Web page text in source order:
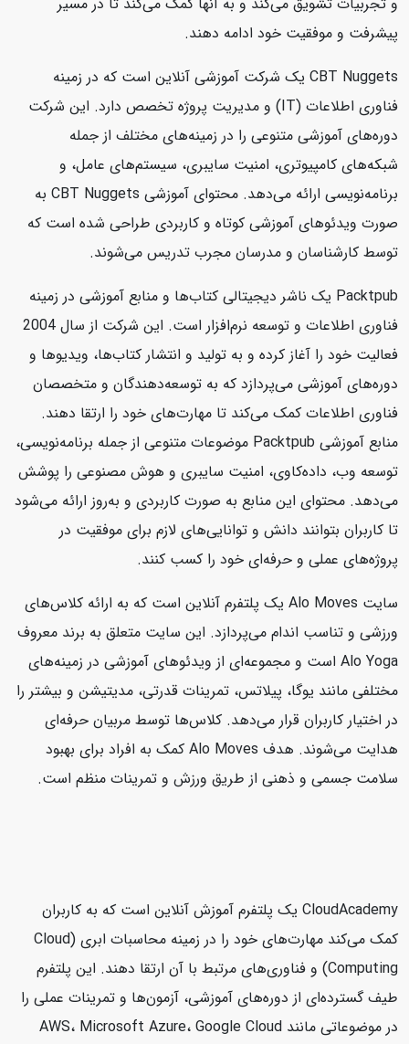
پیشرفت و موفقیت خود ادامه دهند.
CBT Nuggets یک شرکت آموزشی آنلاین است که در زمینه
فناوری اطلاعات (IT) و مدیریت پروژه تخصص دارد. این شرکت
دوره‌های آموزشی متنوعی را در زمینه‌های مختلف از جمله
شبکه‌های کامپیوتری، امنیت سایبری، سیستم‌های عامل، و
برنامه‌نویسی ارائه می‌دهد. محتوای آموزشی CBT Nuggets به
صورت ویدئوهای آموزشی کوتاه و کاربردی طراحی شده است که
توسط کارشناسان و مدرسان مجرب تدریس می‌شوند.
Packtpub یک ناشر دیجیتالی کتاب‌ها و منابع آموزشی در زمینه
فناوری اطلاعات و توسعه نرم‌افزار است. این شرکت از سال 2004
فعالیت خود را آغاز کرده و به تولید و انتشار کتاب‌ها، ویدیوها و
دوره‌های آموزشی می‌پردازد که به توسعه‌دهندگان و متخصصان
فناوری اطلاعات کمک می‌کند تا مهارت‌های خود را ارتقا دهند.
منابع آموزشی Packtpub موضوعات متنوعی از جمله برنامه‌نویسی،
توسعه وب، داده‌کاوی، امنیت سایبری و هوش مصنوعی را پوشش
می‌دهد. محتوای این منابع به صورت کاربردی و به‌روز ارائه می‌شود
تا کاربران بتوانند دانش و توانایی‌های لازم برای موفقیت در
پروژه‌های عملی و حرفه‌ای خود را کسب کنند.
سایت Alo Moves یک پلتفرم آنلاین است که به ارائه کلاس‌های
ورزشی و تناسب اندام می‌پردازد. این سایت متعلق به برند معروف
Alo Yoga است و مجموعه‌ای از ویدئوهای آموزشی در زمینه‌های
مختلفی مانند یوگا، پیلاتس، تمرینات قدرتی، مدیتیشن و بیشتر را
در اختیار کاربران قرار می‌دهد. کلاس‌ها توسط مربیان حرفه‌ای
هدایت می‌شوند. هدف Alo Moves کمک به افراد برای بهبود
سلامت جسمی و ذهنی از طریق ورزش و تمرینات منظم است.
CloudAcademy یک پلتفرم آموزش آنلاین است که به کاربران
کمک می‌کند مهارت‌های خود را در زمینه محاسبات ابری (Cloud
Computing) و فناوری‌های مرتبط با آن ارتقا دهند. این پلتفرم
طیف گسترده‌ای از دوره‌های آموزشی، آزمون‌ها و تمرینات عملی را
در موضوعاتی مانند AWS، Microsoft Azure، Google Cloud